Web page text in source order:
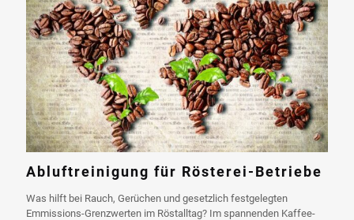
Abluftreinigung für Rösterei-Betriebe
Was hilft bei Rauch, Gerüchen und gesetzlich festgelegten
Emmissions-Grenzwerten im Röstalltag? Im spannenden Kaffee-